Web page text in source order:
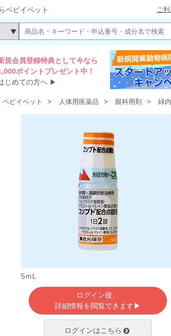
ペピイベット ご
規会員登録特典として今なら
ポイントプレゼント中！
じめての方へ ▶
ペピイベット 人体用医薬品 眼科用剤 緑
5ｍL
ログイン後、
詳細情報を閲覧できます▶
ログインはこちら